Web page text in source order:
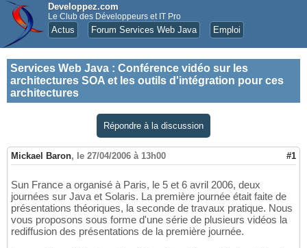
Developpez.com
Le Club des Développeurs et IT Pro
Actus Forum Services Web Java Emploi
Services Web Java : Conférence vidéo sur les
architectures SOA et les outils d'intégration pour ces
architectures
Répondre à la discussion
Mickael Baron, le 27/04/2006 à 13h00 #1
Sun France a organisé à Paris, le 5 et 6 avril 2006, deux
journées sur Java et Solaris. La première journée était faite de
présentations théoriques, la seconde de travaux pratique. Nous
vous proposons sous forme d'une série de plusieurs vidéos la
rediffusion des présentations de la première journée.